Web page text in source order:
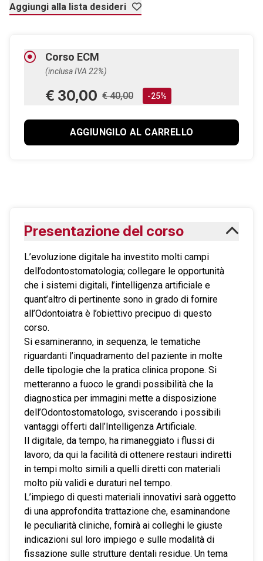
Aggiungi alla lista desideri
Corso ECM
(inclusa IVA 22%)
€ 30,00 € 40,00 -25%
AGGIUNGILO AL CARRELLO
Presentazione del corso
L’evoluzione digitale ha investito molti campi
dell’odontostomatologia; collegare le opportunità
che i sistemi digitali, l’intelligenza artificiale e
quant’altro di pertinente sono in grado di fornire
all’Odontoiatra è l’obiettivo precipuo di questo
corso.
Si esamineranno, in sequenza, le tematiche
riguardanti l’inquadramento del paziente in molte
delle tipologie che la pratica clinica propone. Si
metteranno a fuoco le grandi possibilità che la
diagnostica per immagini mette a disposizione
dell’Odontostomatologo, sviscerando i possibili
vantaggi offerti dall’Intelligenza Artificiale.
Il digitale, da tempo, ha rimaneggiato i flussi di
lavoro; da qui la facilità di ottenere restauri indiretti
in tempi molto simili a quelli diretti con materiali
molto più validi e duraturi nel tempo.
L’impiego di questi materiali innovativi sarà oggetto
di una approfondita trattazione che, esaminandone
le peculiarità cliniche, fornirà ai colleghi le giuste
indicazioni sul loro impiego e sulle modalità di
fissazione sulle strutture dentali residue. Un tema